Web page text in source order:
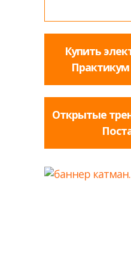
Купить
Открытые